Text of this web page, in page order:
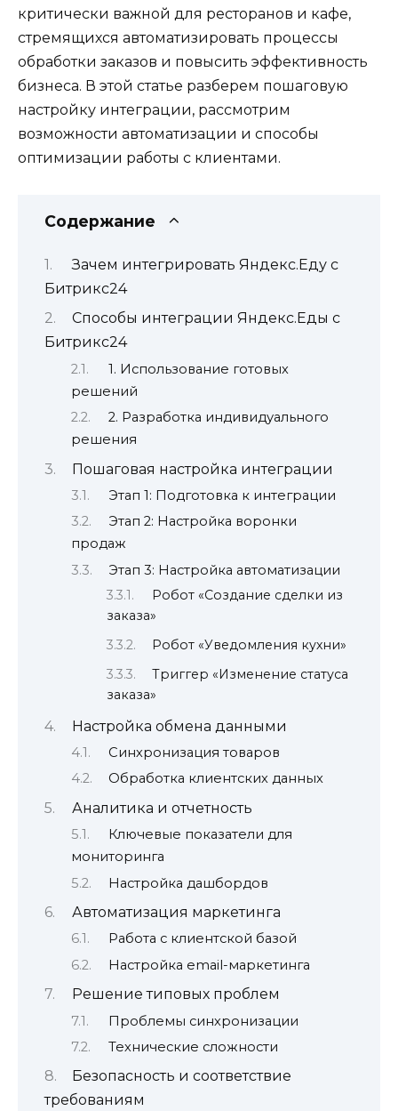
критически важной для ресторанов и кафе,
стремящихся автоматизировать процессы
обработки заказов и повысить эффективность
бизнеса. В этой статье разберем пошаговую
настройку интеграции, рассмотрим
возможности автоматизации и способы
оптимизации работы с клиентами.
Содержание
Зачем интегрировать Яндекс.Еду с
Битрикс24
Способы интеграции Яндекс.Еды с
Битрикс24
1. Использование готовых
решений
2. Разработка индивидуального
решения
Пошаговая настройка интеграции
Этап 1: Подготовка к интеграции
Этап 2: Настройка воронки
продаж
Этап 3: Настройка автоматизации
Робот «Создание сделки из
заказа»
Робот «Уведомления кухни»
Триггер «Изменение статуса
заказа»
Настройка обмена данными
Синхронизация товаров
Обработка клиентских данных
Аналитика и отчетность
Ключевые показатели для
мониторинга
Настройка дашбордов
Автоматизация маркетинга
Работа с клиентской базой
Настройка email-маркетинга
Решение типовых проблем
Проблемы синхронизации
Технические сложности
Безопасность и соответствие
требованиям